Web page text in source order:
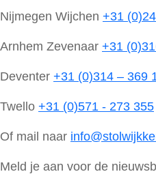
Nijmegen Wijchen +31
Arnhem Zevenaar +31
Deventer +31 (0)314 – 369
Twello +31 (0)571 - 273 355
Of mail naar
Meld je aan voor de